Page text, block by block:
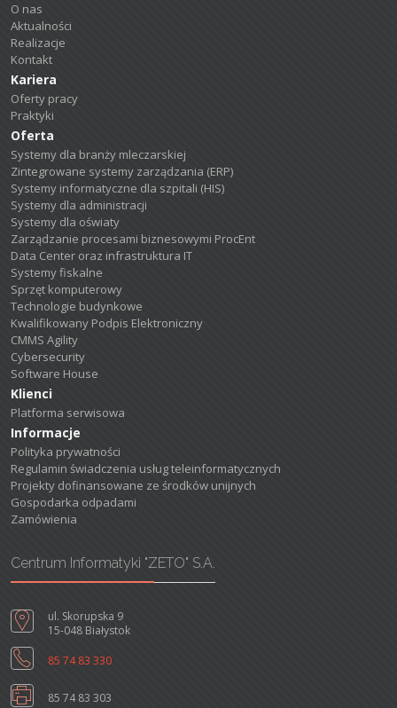
O nas
Aktualności
Realizacje
Kontakt
Kariera
Oferty pracy
Praktyki
Oferta
Systemy dla branży mleczarskiej
Zintegrowane systemy zarządzania (ERP)
Systemy informatyczne dla szpitali (HIS)
Systemy dla administracji
Systemy dla oświaty
Zarządzanie procesami biznesowymi ProcEnt
Data Center oraz infrastruktura IT
Systemy fiskalne
Sprzęt komputerowy
Technologie budynkowe
Kwalifikowany Podpis Elektroniczny
CMMS Agility
Cybersecurity
Software House
Klienci
Platforma serwisowa
Informacje
Polityka prywatności
Regulamin świadczenia usług teleinformatycznych
Projekty dofinansowane ze środków unijnych
Gospodarka odpadami
Zamówienia
Centrum Informatyki "ZETO" S.A.
ul. Skorupska 9
15-048 Białystok
85 74 83 330
85 74 83 303